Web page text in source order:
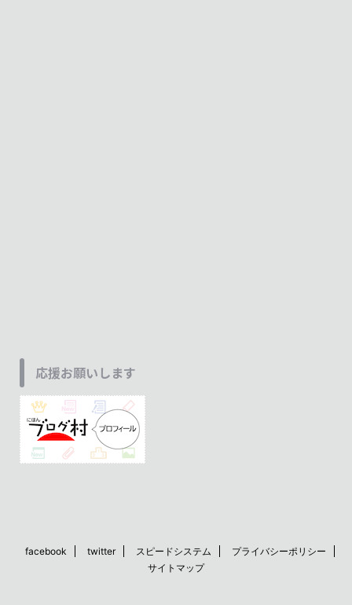
応援お願いします
facebook twitter スピードシステム
プライバシーポリシー
サイトマップ